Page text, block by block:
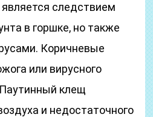
следствием
в горшке, но также
Коричневые
или вирусного
клещ
и недостаточного